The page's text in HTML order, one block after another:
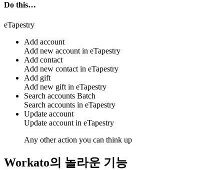
Do this…
eTapestry
Add account
Add new account in eTapestry
Add contact
Add new contact in eTapestry
Add gift
Add new gift in eTapestry
Search accounts Batch
Search accounts in eTapestry
Update account
Update account in eTapestry
Any other action you can think up
Workato의 놀라운 기능